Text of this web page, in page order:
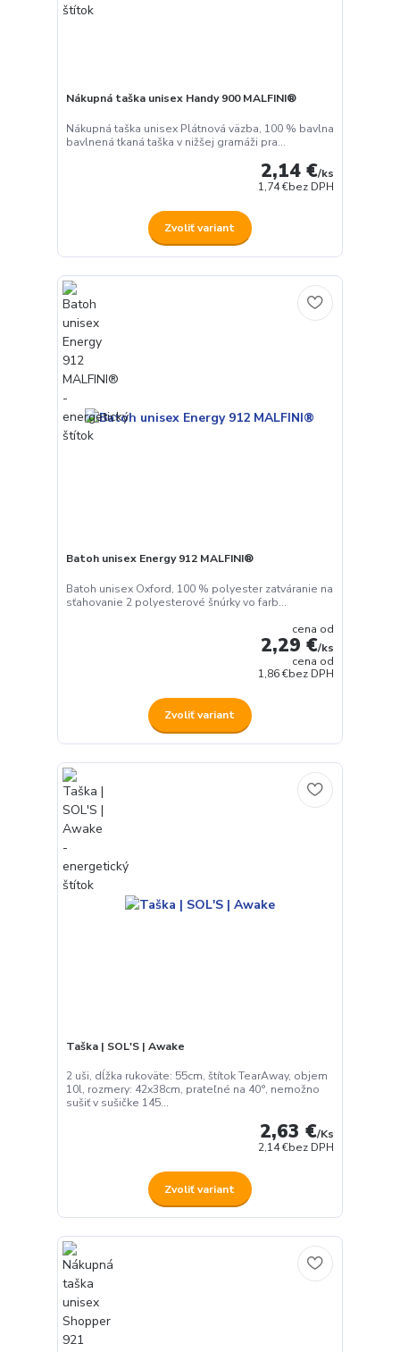
Nákupná taška unisex Handy 900 MALFINI®
Nákupná taška unisex Plátnová väzba, 100 % bavlna
bavlnená tkaná taška v nižšej gramáži pra...
2,14 €/ks
1,74 €bez DPH
Zvoliť variant
Batoh unisex Energy 912 MALFINI®
Batoh unisex Oxford, 100 % polyester zatváranie na
sťahovanie 2 polyesterové šnúrky vo farb...
cena od
2,29 €/ks
cena od
1,86 €bez DPH
Zvoliť variant
Taška | SOL'S | Awake
2 uši, dĺžka rukoväte: 55cm, štítok TearAway, objem
10l, rozmery: 42x38cm, prateľné na 40°, nemožno
sušiť v sušičke 145...
2,63 €/Ks
2,14 €bez DPH
Zvoliť variant